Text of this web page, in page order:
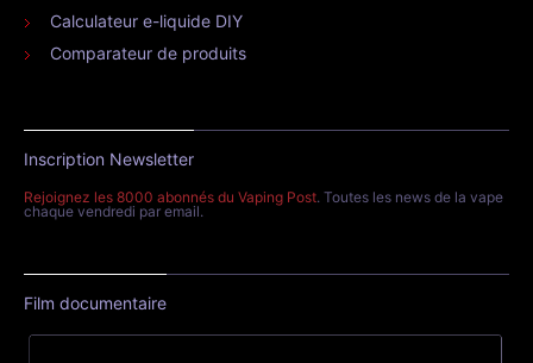
Calculateur e-liquide DIY
Comparateur de produits
Inscription Newsletter
Rejoignez les 8000 abonnés du Vaping Post. Toutes les news de la vape
chaque vendredi par email.
Film documentaire